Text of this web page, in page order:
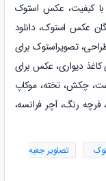
کیفیت، عکس استوک
عکس استوک، دانلود
تصویراستوک برای
دیواری، عکس برای
چکش، تخته، موکاپ
فرچه رنگ، آچر فرانسه،
تصاویر جعبه